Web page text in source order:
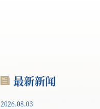
最新新闻
2026.08.03